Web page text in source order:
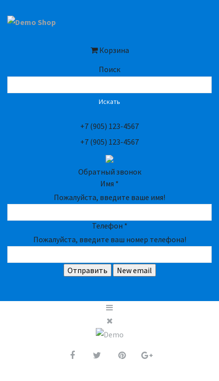
Корзина
Поиск
Искать
+7 (905) 123-4567
+7 (905) 123-4567
Обратный звонок
Имя *
Пожалуйста, введите ваше имя!
Телефон *
Пожалуйста, введите ваш номер телефона!